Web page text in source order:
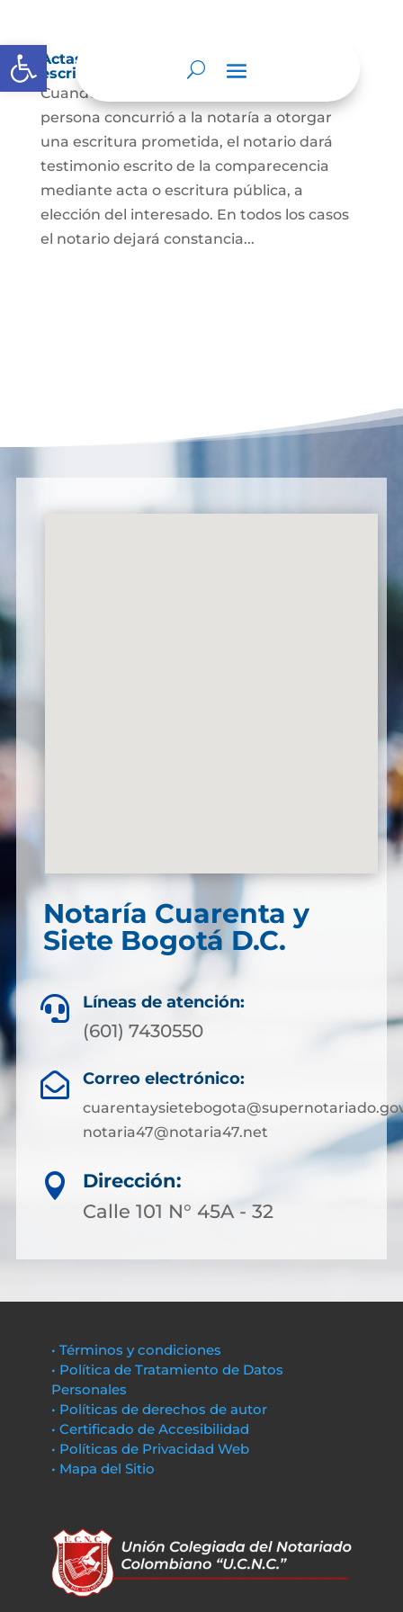
Abrir barra de herramientas
Actas de comparecencia para otorgar
escritura pública
Cuando se trate de comprobar que una
persona concurrió a la notaría a otorgar
una escritura prometida, el notario dará
testimonio escrito de la comparecencia
mediante acta o escritura pública, a
elección del interesado. En todos los casos
el notario dejará constancia...
Notaría Cuarenta y
Siete Bogotá D.C.
 Líneas de atención:
(601) 7430550
 Correo electrónico:
notaria47@notaria47.net

Dirección:
Calle 101 N° 45A - 32
• Términos y condiciones
• Política de Tratamiento de Datos
Personales
• Políticas de derechos de autor
• Certificado de Accesibilidad
• Políticas de Privacidad Web
• Mapa del Sitio